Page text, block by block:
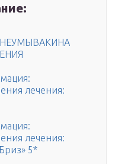
лечения:
лечения:
5*